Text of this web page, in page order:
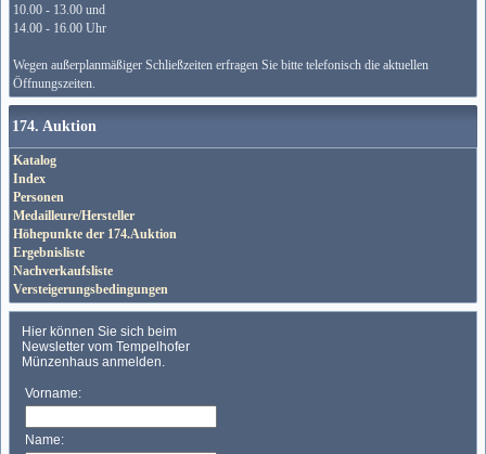
10.00 - 13.00 und
14.00 - 16.00 Uhr
Wegen außerplanmäßiger Schließzeiten erfragen Sie bitte telefonisch die aktuellen
Öffnungszeiten.
174. Auktion
Katalog
Index
Personen
Medailleure/Hersteller
Höhepunkte der 174.Auktion
Ergebnisliste
Nachverkaufsliste
Versteigerungsbedingungen